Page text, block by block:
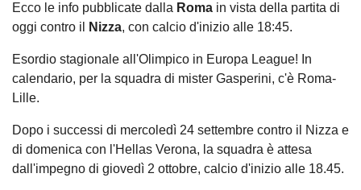
Ecco le info pubblicate dalla Roma in vista della partita di
oggi contro il
Nizza, con calcio d'inizio alle 18:45.
Esordio stagionale all'Olimpico in Europa League! In
calendario, per la squadra di mister Gasperini, c'è Roma-
Lille.
Dopo i successi di mercoledì 24 settembre contro il Nizza e
di domenica con l'Hellas Verona, la squadra è attesa
dall'impegno di giovedì 2 ottobre, calcio d'inizio alle 18.45.